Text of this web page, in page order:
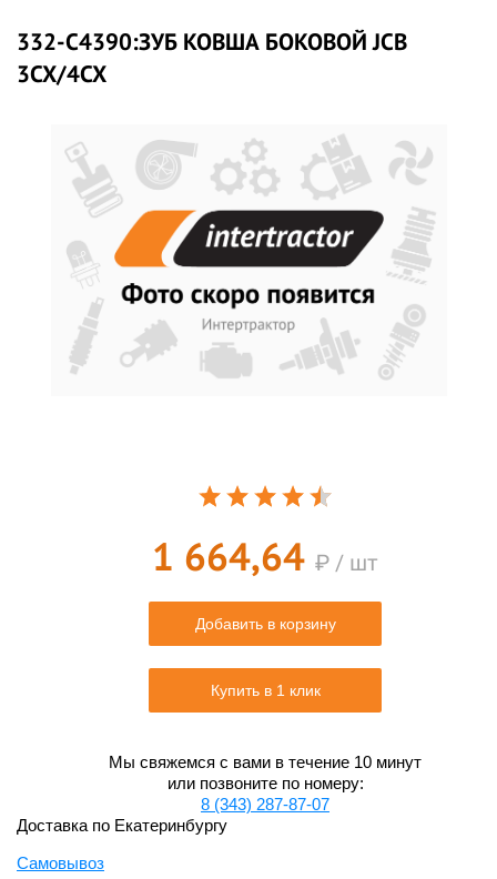
332-C4390:ЗУБ КОВША БОКОВОЙ JCB
3CX/4CX
1 664,64 ₽ / шт
Добавить в корзину
Купить в 1 клик
Мы свяжемся с вами в течение 10 минут
или позвоните по номеру:
8 (343) 287-87-07
Доставка по Екатеринбургу
Самовывоз